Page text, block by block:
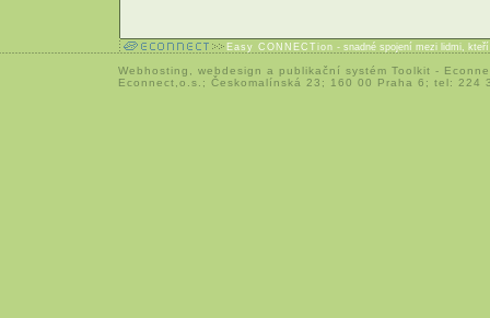
Easy CONNECTion - snadné spojení mezi lidmi,
Webhosting webdesign a publikační systém Toolkit -
Econnect,o.s.; Českomalínská 23; 160 00 Praha 6; tel: 224